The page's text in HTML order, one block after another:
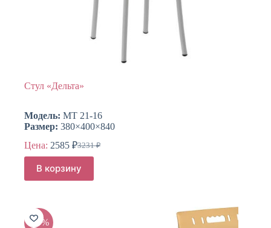
Стул «Дельта»
Модель: МТ 21-16
Размер: 380×400×840
Цена:
3231₽
Первоначальная
цена
составляла
3231 ₽.
2585 ₽Текущая
цена:
2585 ₽.
В корзину
-20%